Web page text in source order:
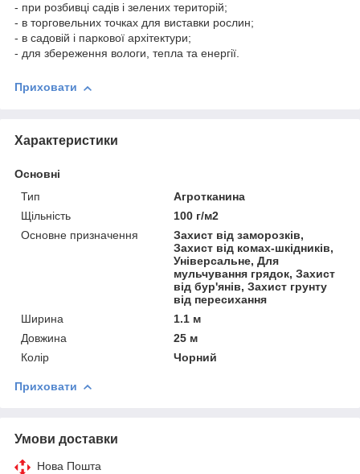
- при розбивці садів і зелених територій;
- в торговельних точках для виставки рослин;
- в садовій і паркової архітектури;
- для збереження вологи, тепла та енергії.
Приховати
Характеристики
Основні
Тип
Агротканина
Щільність
100 г/м2
Основне призначення
Захист від заморозків,
Захист від комах-шкідників,
Універсальне, Для
мульчування грядок, Захист
від бур'янів, Захист грунту
від пересихання
Ширина
1.1 м
Довжина
25 м
Колір
Чорний
Приховати
Умови доставки
Нова Пошта